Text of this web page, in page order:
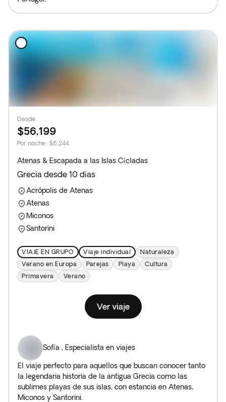
Desde
$56,199
Por noche: $6,244
Atenas & Escapada a las Islas Cícladas
Grecia desde 10 días
Acrópolis de Atenas
Atenas
Miconos
Santorini
VIAJE EN GRUPO Viaje individual
Naturaleza
Verano en Europa
Parejas Playa
Cultura
Primavera
Verano
Ver viaje
Sofía , Especialista en viajes
El viaje perfecto para aquellos que buscan conocer tanto
la legendaria historia de la antigua Grecia como las
sublimes playas de sus islas, con estancia en Atenas,
Miconos y Santorini.